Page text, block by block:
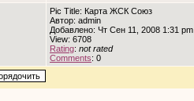
Pic Title: Карта ЖСК Союз
Автор: admin
Добавлено: Чт Сен 11, 2008 1:31 pm
View: 6708
Rating: not rated
Comments: 0